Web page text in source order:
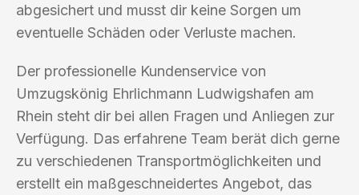
abgesichert und musst dir keine Sorgen um
eventuelle Schäden oder Verluste machen.
Der professionelle Kundenservice von
Umzugskönig Ehrlichmann Ludwigshafen am
Rhein steht dir bei allen Fragen und Anliegen zur
Verfügung. Das erfahrene Team berät dich gerne
zu verschiedenen Transportmöglichkeiten und
erstellt ein maßgeschneidertes Angebot, das